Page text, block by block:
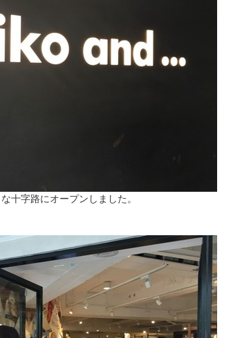
十字路にオープンしました。